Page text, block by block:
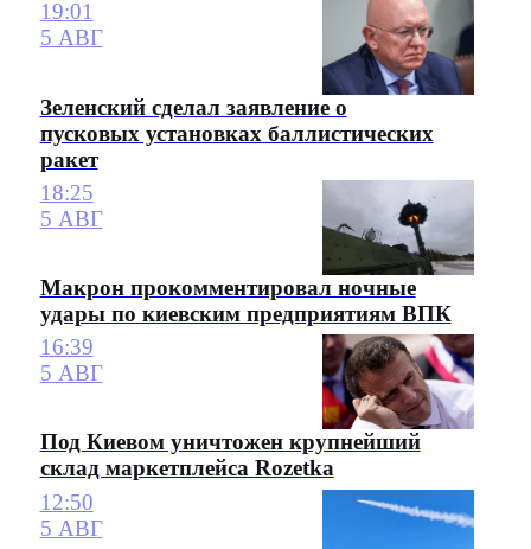
19:01
5 АВГ
Зеленский сделал заявление о
пусковых установках баллистических
ракет
18:25
5 АВГ
Макрон прокомментировал ночные
удары по киевским предприятиям ВПК
16:39
5 АВГ
Под Киевом уничтожен крупнейший
склад маркетплейса Rozetka
12:50
5 АВГ